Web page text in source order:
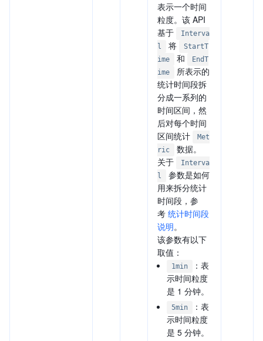
表示一个时间
粒度。该 API
基于
Interva
l
将
StartT
ime
和
EndT
ime
所表示的
统计时间段拆
分成一系列的
时间区间，然
后对每个时间
区间统计
Met
ric
数据。
关于
Interva
l
参数是如何
用来拆分统计
时间段，参
考 统计时间段
说明。
该参数有以下
取值：
1min
：表
示时间粒度
是 1 分钟。
5min
：表
示时间粒度
是 5 分钟。